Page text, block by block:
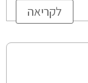
לקריאה